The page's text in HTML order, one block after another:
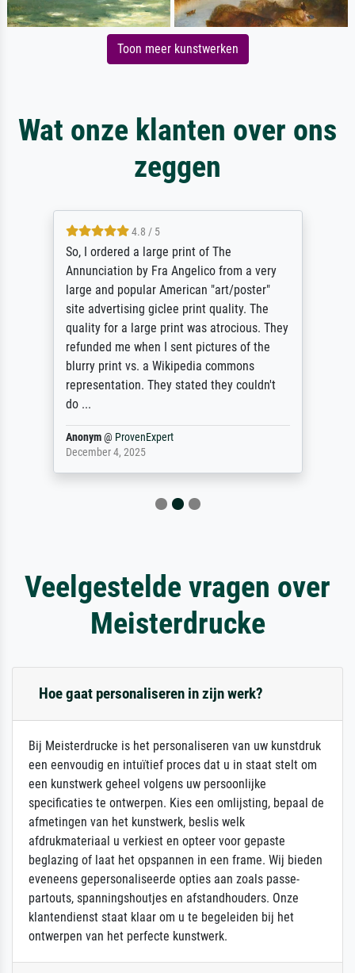
Toon meer kunstwerken
Wat onze klanten over ons
zeggen
4.8 / 5
So, I ordered a large print of The
Annunciation by Fra Angelico from a very
large and popular American "art/poster"
site advertising giclee print quality. The
quality for a large print was atrocious. They
refunded me when I sent pictures of the
blurry print vs. a Wikipedia commons
representation. They stated they couldn't
do ...
Anonym@ ProvenExpert
December 4, 2025
Veelgestelde vragen over
Meisterdrucke
Hoe gaat personaliseren in zijn werk?
Bij Meisterdrucke is het personaliseren van uw kunstdruk
een eenvoudig en intuïtief proces dat u in staat stelt om
een kunstwerk geheel volgens uw persoonlijke
specificaties te ontwerpen. Kies een omlijsting, bepaal de
afmetingen van het kunstwerk, beslis welk
afdrukmateriaal u verkiest en opteer voor gepaste
beglazing of laat het opspannen in een frame. Wij bieden
eveneens gepersonaliseerde opties aan zoals passe-
partouts, spanningshoutjes en afstandhouders. Onze
klantendienst staat klaar om u te begeleiden bij het
ontwerpen van het perfecte kunstwerk.